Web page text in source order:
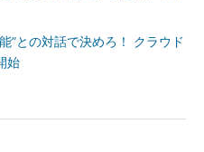
”との対話で決めろ！ クラウド
始